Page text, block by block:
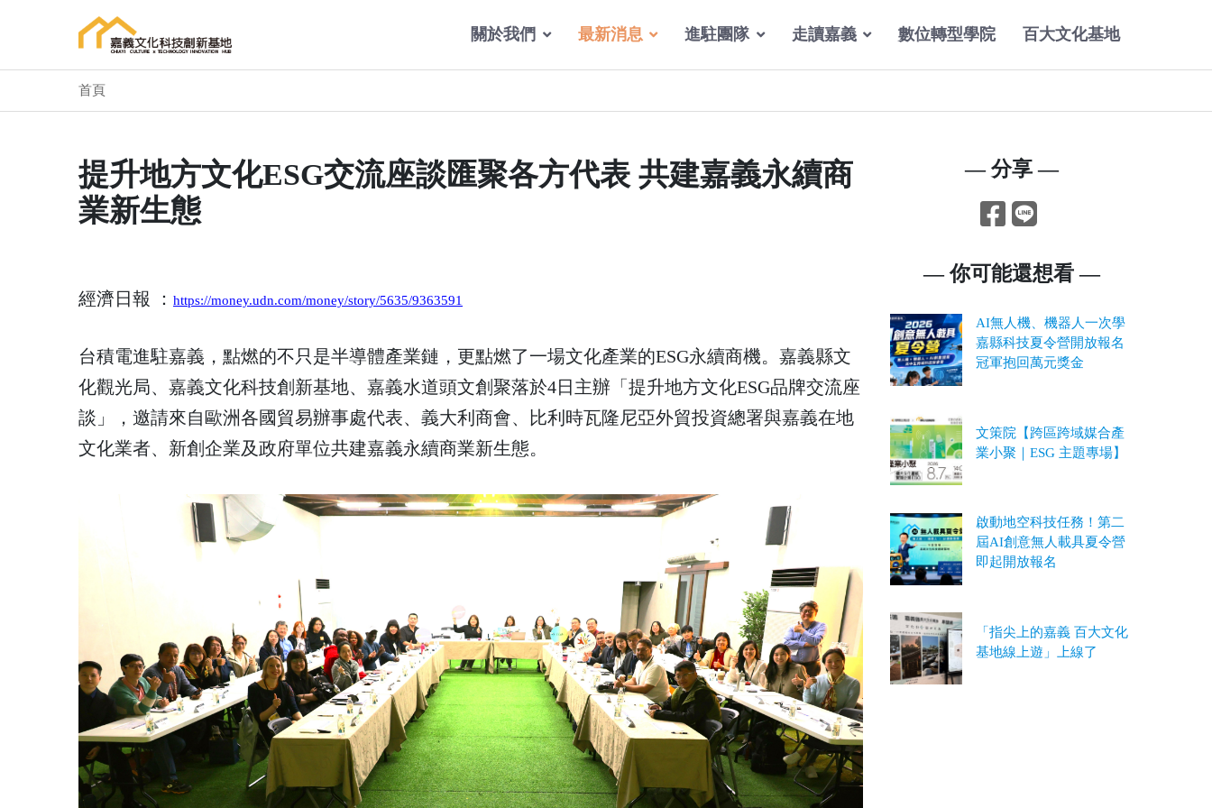
關於我們 最新消息 進駐團隊 走讀嘉義 數位轉型學院 百大文化基地
首頁
提升地方文化ESG交流座談匯聚各方代表 共建嘉義永續商
業新生態
經濟日報 ： https://money.udn.com/money/story/5635/9363591
台積電進駐嘉義，點燃的不只是半導體產業鏈，更點燃了一場文化產業的ESG永續商機。嘉義縣文
化觀光局、嘉義文化科技創新基地、嘉義水道頭文創聚落於4日主辦「提升地方文化ESG品牌交流座
談」，邀請來自歐洲各國貿易辦事處代表、義大利商會、比利時瓦隆尼亞外貿投資總署與嘉義在地
文化業者、新創企業及政府單位共建嘉義永續商業新生態。
— 分享 —
— 你可能還想看 —
AI無人機、機器人一次學
嘉縣科技夏令營開放報名
冠軍抱回萬元獎金
文策院【跨區跨域媒合產
業小聚｜ESG 主題專場】
啟動地空科技任務！第二
屆AI創意無人載具夏令營
即起開放報名
「指尖上的嘉義 百大文化
基地線上遊」上線了